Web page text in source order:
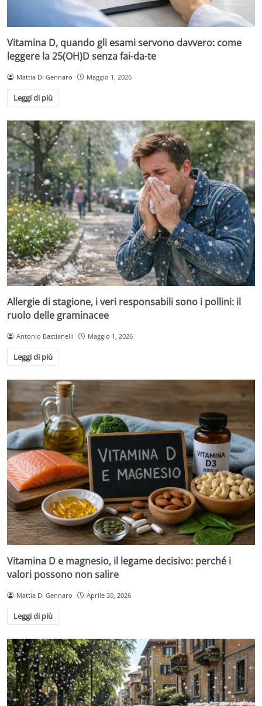
Vitamina D, quando gli esami servono davvero: come
leggere la 25(OH)D senza fai-da-te
Mattia Di Gennaro Maggio 1, 2026
Leggi di più
Allergie di stagione, i veri responsabili sono i pollini: il
ruolo delle graminacee
Antonio Bastianelli Maggio 1, 2026
Leggi di più
Vitamina D e magnesio, il legame decisivo: perché i
valori possono non salire
Mattia Di Gennaro Aprile 30, 2026
Leggi di più